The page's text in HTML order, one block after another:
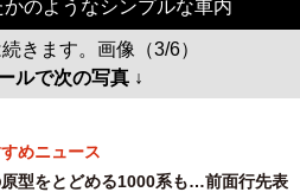
のようなシンプルな車内
きます。画像（3/6）
ルで次の写真 ↓
めニュース
原型をとどめる1000系も…前面行先表